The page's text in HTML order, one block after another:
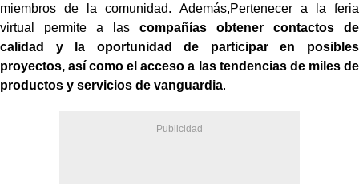
miembros de la comunidad. Además,Pertenecer a la feria
virtual permite a lascompañías obtener contactos de
calidad y la oportunidad de participar en posibles
proyectos, así como el acceso a las tendencias de miles de
productos y servicios de vanguardia.